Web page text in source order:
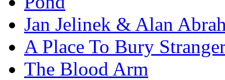
Jan Jelinek & Alan
A Place To Bury
The Blood Arm